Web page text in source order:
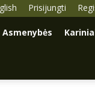
Prisijungti
Asmenybės